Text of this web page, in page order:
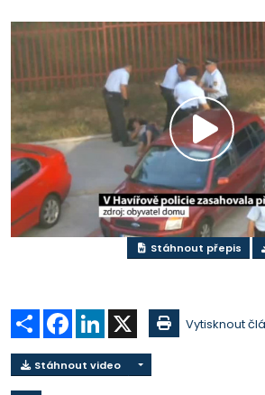
Stáhnout přepis
Sdílet Facebook
LinkedIn Vytisknout
Stáhnout video